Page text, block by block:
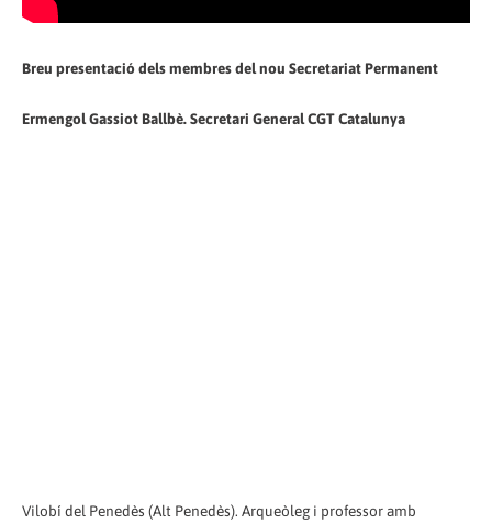
Breu presentació dels membres del nou Secretariat Permanent
Ermengol Gassiot Ballbè. Secretari General CGT Catalunya
Vilobí del Penedès (Alt Penedès). Arqueòleg i professor amb